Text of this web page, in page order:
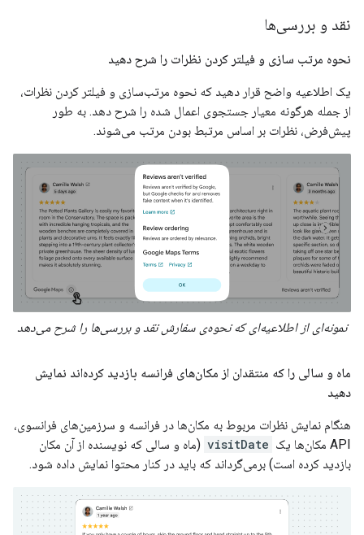
نقد و بررسی‌ها
نحوه مرتب سازی و فیلتر کردن نظرات را شرح دهید
یک اطلاعیه واضح قرار دهید که نحوه مرتب‌سازی و فیلتر کردن نظرات،
از جمله هرگونه معیار جستجوی اعمال شده را شرح دهد. به طور
پیش‌فرض، نظرات بر اساس مرتبط بودن مرتب می‌شوند.
نمونه‌ای از اطلاعیه‌ای که نحوه‌ی سفارش نقد و بررسی‌ها را شرح می‌دهد
ماه و سالی را که منتقدان از مکان‌های فرانسه بازدید کرده‌اند نمایش
دهید
هنگام نمایش نظرات مربوط به مکان‌ها در فرانسه و سرزمین‌های فرانسوی،
API مکان‌ها یک
visitDate (ماه و سالی که نویسنده از آن مکان
بازدید کرده است) برمی‌گرداند که باید در کنار محتوا نمایش داده شود.